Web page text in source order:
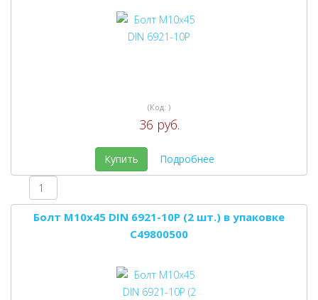
(Код: )
36 руб.
Купить Подробнее
Болт M10x45 DIN 6921-10P (2 шт.) в упаковке
C49800500